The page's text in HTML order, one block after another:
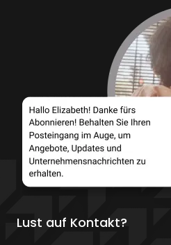
Lust auf Kontakt?